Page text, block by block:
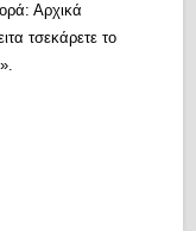
Αρχικά
τσεκάρετε το